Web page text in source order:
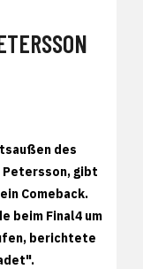
des
Petersson, gibt
Comeback.
beim Final4 um
berichtete